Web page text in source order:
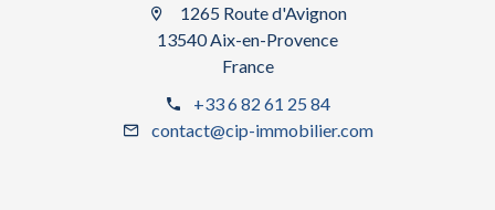
1265 Route d'Avignon
13540 Aix-en-Provence
France
+33 6 82 61 25 84
contact@cip-immobilier.com